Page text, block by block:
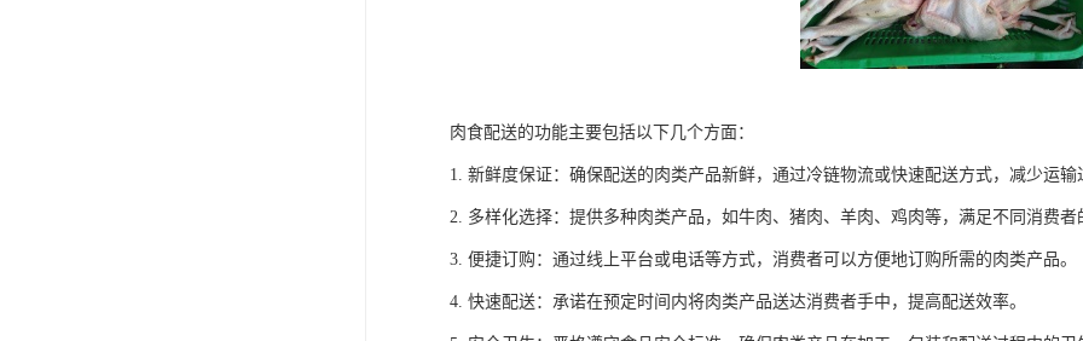
肉食配送的功能主要包括以下几个方面：
1. 新鲜度保证：确保配送的肉类产品新鲜，通过冷链物流或快速配送方式，减少运
2. 多样化选择：提供多种肉类产品，如牛肉、猪肉、羊肉、鸡肉等，满足不同消费者
3. 便捷订购：通过线上平台或电话等方式，消费者可以方便地订购所需的肉类产品。
4. 快速配送：承诺在预定时间内将肉类产品送达消费者手中，提高配送效率。